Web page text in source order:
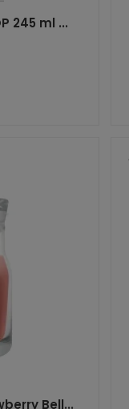
245 ml ...
Bell...